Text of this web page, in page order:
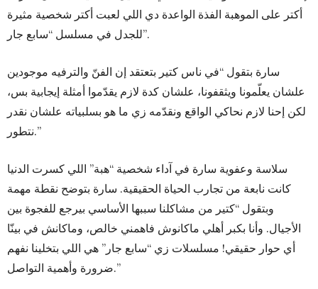
أكتر على الموهبة الفذة الواعدة دي اللي لعبت أكتر شخصية مثيرة
للجدل في مسلسل “سابع جار”.
سارة بتقول “في ناس كتير بتعتقد إن الفنّ والترفيه موجودين
علشان يعلّمونا ويثقفونا، علشان كدة لازم يقدّموا أمثلة إيجابية بس،
لكن إحنا لازم نحاكي الواقع ونقدّمه زي ما هو بسلبياته علشان نقدر
نتطور.”
سلاسة وعفوية سارة في آداء شخصية “هبة” اللي كسرت الدنيا
كانت نابعة من تجارب الحياة الحقيقية. سارة بتوضح نقطة مهمة
وبتقول “كتير من مشاكلنا سببها الأساسي بيرجع للفجوة بين
الأجيال. وأنا بكبر أهلي ماكانوش فاهمني خالص، وماكانش في بينّا
أي حوار حقيقي! مسلسلات زي “سابع جار” هي اللي بتخلينا نفهم
ضرورة وأهمية التواصل.”